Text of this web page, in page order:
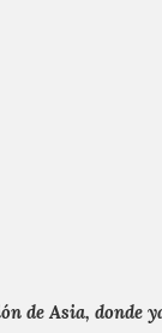
de Asia, donde